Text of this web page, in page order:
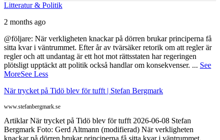
Litteratur & Politik
2 months ago
@följare: När verkligheten knackar på dörren brukar principerna få
sitta kvar i väntrummet. Efter år av tvärsäker retorik om att regler är
regler och att undantag är ett hot mot rättsstaten har regeringen
plötsligt upptäckt att politik också handlar om konsekvenser. ... See
MoreSee Less
När trycket på Tidö blev för tufft | Stefan Bergmark
www.stefanbergmark.se
Artiklar När trycket på Tidö blev för tufft 2026-06-08 Stefan
Bergmark Foto: Gerd Altmann (modifierad) När verkligheten
knackar på dörren brukar principerna få sitta kvar i väntrummet.